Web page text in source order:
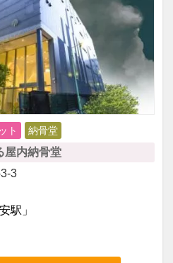
ト 納骨堂
屋内納骨堂
3
駅」